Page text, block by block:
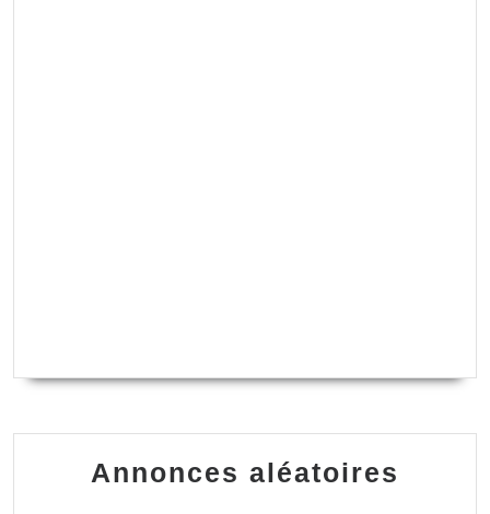
Annonces aléatoires